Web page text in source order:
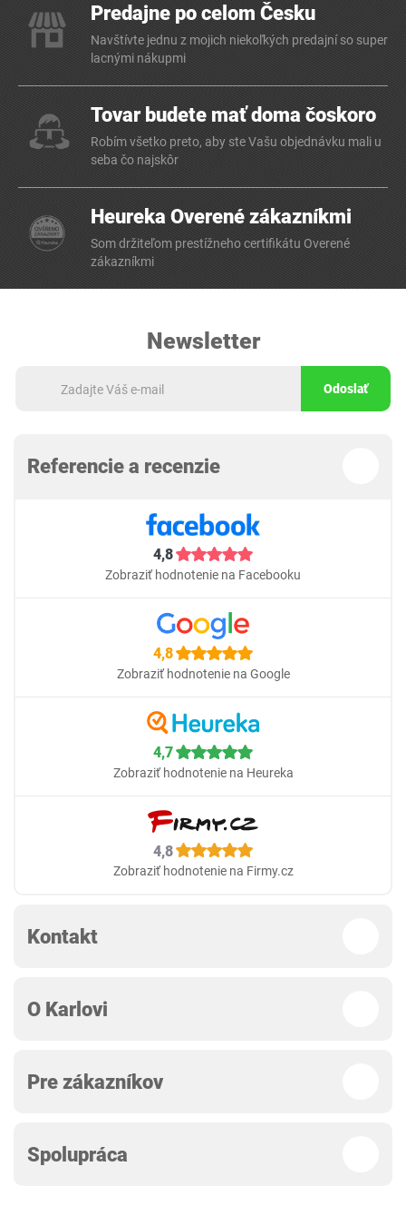
Predajne po celom Česku
Navštívte jednu z mojich niekoľkých predajní so super
lacnými nákupmi
Tovar budete mať doma čoskoro
Robím všetko preto, aby ste Vašu objednávku mali u
seba čo najskôr
Heureka Overené zákazníkmi
Som držiteľom prestížneho certifikátu Overené
zákazníkmi
Newsletter
Odoslať
Referencie a recenzie
4,8
Zobraziť hodnotenie na Facebooku
4,8
Zobraziť hodnotenie na Google
4,7
Zobraziť hodnotenie na Heureka
4,8
Zobraziť hodnotenie na Firmy.cz
Kontakt
O Karlovi
Pre zákazníkov
Spolupráca